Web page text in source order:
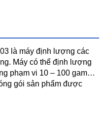
là máy định lượng các
Máy có thể định lượng
phạm vi 10 – 100 gam…
gói sản phẩm được